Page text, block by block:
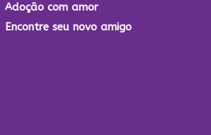
Adoção com amor
Encontre seu novo amigo